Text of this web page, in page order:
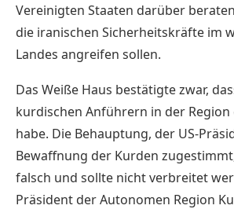
Vereinigten Staaten darüber
die iranischen Sicherheitskräfte im
Landes angreifen sollen.
Das Weiße Haus bestätigte zwar,
kurdischen Anführern in der Region
habe. Die Behauptung, der US-
Bewaffnung der Kurden
falsch und sollte nicht verbreitet
Präsident der Autonomen Region